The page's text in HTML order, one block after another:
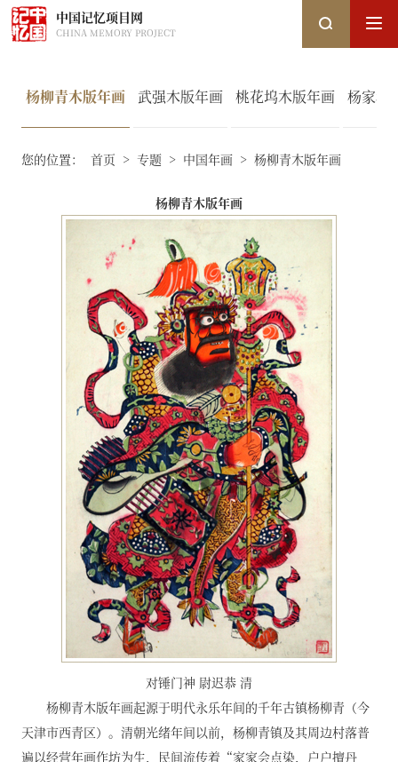
中国记忆项目网
CHINA MEMORY PROJECT
杨柳青木版年画 武强木版年画 桃花坞木版年画 杨家埠
您的位置： 首页 > 专题 > 中国年画 > 杨柳青木版年画
杨柳青木版年画
对锤门神 尉迟恭 清
杨柳青木版年画起源于明代永乐年间的千年古镇杨柳青（今
天津市西青区）。清朝光绪年间以前，杨柳青镇及其周边村落普
遍以经营年画作坊为生，民间流传着“家家会点染，户户擅丹
热搜关键词： 国家图书馆 中国记忆 口述史